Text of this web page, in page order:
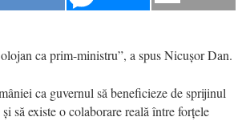
ca prim-ministru”, a spus Nicușor Dan.
ca guvernul să beneficieze de sprijinul
să existe o colaborare reală între forțele